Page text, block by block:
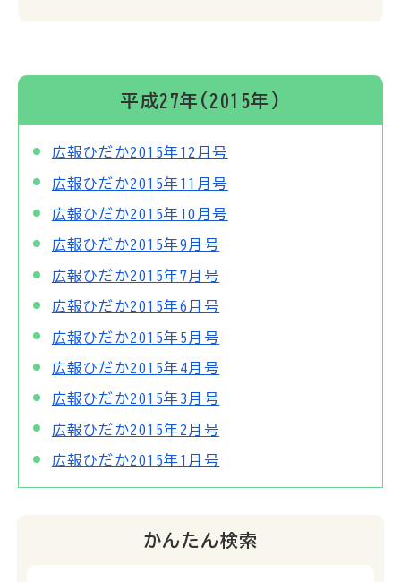
平成27年(2015年)
広報ひだか2015年12月号
広報ひだか2015年11月号
広報ひだか2015年10月号
広報ひだか2015年9月号
広報ひだか2015年7月号
広報ひだか2015年6月号
広報ひだか2015年5月号
広報ひだか2015年4月号
広報ひだか2015年3月号
広報ひだか2015年2月号
広報ひだか2015年1月号
かんたん検索